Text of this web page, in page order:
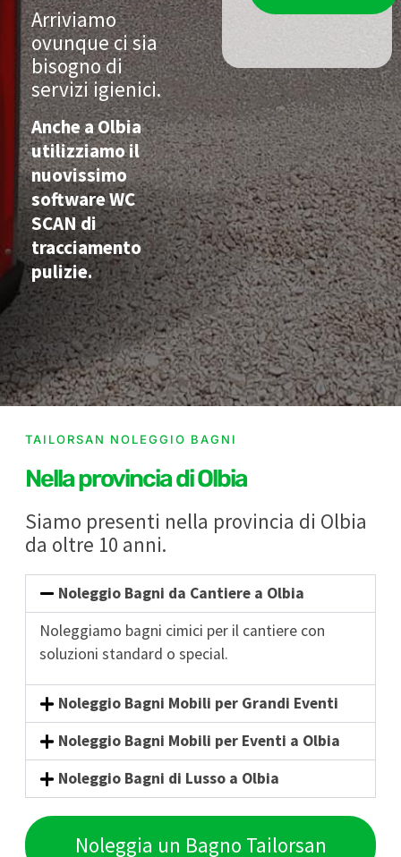
Arriviamo
ovunque ci sia
bisogno di
servizi igienici.
Anche a Olbia
utilizziamo il
nuovissimo
software WC
SCAN di
tracciamento
pulizie.
TAILORSAN NOLEGGIO BAGNI
Nella provincia di Olbia
Siamo presenti nella provincia di Olbia
da oltre 10 anni.
Noleggio Bagni da Cantiere a Olbia
Noleggiamo bagni cimici per il cantiere con
soluzioni standard o special.
Noleggio Bagni Mobili per Grandi Eventi
Noleggio Bagni Mobili per Eventi a Olbia
Noleggio Bagni di Lusso a Olbia
Noleggia un Bagno Tailorsan